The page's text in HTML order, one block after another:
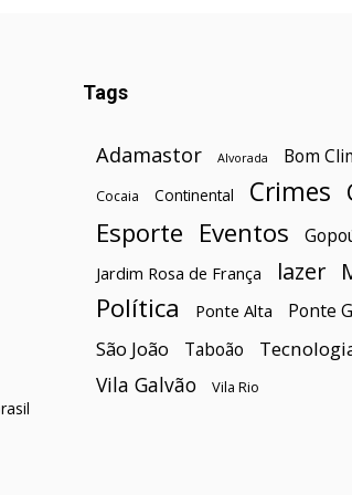
Tags
Adamastor Alvorada Bom
Cocaia Continental Crimes
Esporte Eventos
Jardim Rosa de França lazer
Política Ponte Alta Ponte
São João Taboão
Vila Galvão Vila Rio